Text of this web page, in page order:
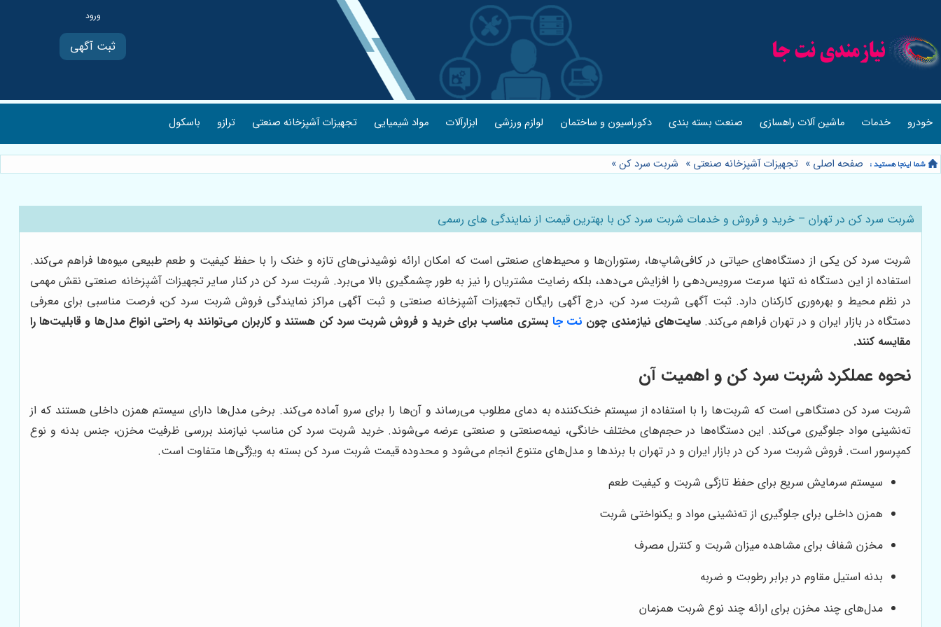
ثبت آگهی
خودرو خدمات ماشین آلات راهسازی صنعت بسته بندی دکوراسیون و ساختمان لوازم ورزشی ابزارآلات مواد شیمیایی تجهیزات آشپزخانه صنعتی ترازو باسکول
صفحه اصلی » تجهیزات آشپزخانه صنعتی » شربت سرد کن»
شربت سرد کن در تهران – خرید و فروش و خدمات شربت سرد کن با بهترین قیمت از نمایندگی های رسمی
شربت سرد کن یکی از دستگاه‌های حیاتی در کافی‌شاپ‌ها، رستوران‌ها و محیط‌های صنعتی است که امکان ارائه نوشیدنی‌های تازه و خنک را با حفظ کیفیت و طعم طبیعی میوه‌ها فراهم می‌کند.
استفاده از این دستگاه نه تنها سرعت سرویس‌دهی را افزایش می‌دهد، بلکه رضایت مشتریان را نیز به طور چشمگیری بالا می‌برد. شربت سرد کن در کنار سایر تجهیزات آشپزخانه صنعتی نقش مهمی
در نظم محیط و بهره‌وری کارکنان دارد. ثبت آگهی شربت سرد کن، درج آگهی رایگان تجهیزات آشپزخانه صنعتی و ثبت آگهی مراکز نمایندگی فروش شربت سرد کن، فرصت مناسبی برای معرفی
دستگاه در بازار ایران و در تهران فراهم می‌کند.سایت‌های نیازمندی چون نت جا بستری مناسب برای خرید و فروش شربت سرد کن هستند و کاربران می‌توانند به راحتی انواع مدل‌ها و قابلیت‌ها را
مقایسه کنند.
نحوه عملکرد شربت سرد کن و اهمیت آن
شربت سرد کن دستگاهی است که شربت‌ها را با استفاده از سیستم خنک‌کننده به دمای مطلوب می‌رساند و آن‌ها را برای سرو آماده می‌کند. برخی مدل‌ها دارای سیستم همزن داخلی هستند که از
ته‌نشینی مواد جلوگیری می‌کند. این دستگاه‌ها در حجم‌های مختلف خانگی، نیمه‌صنعتی و صنعتی عرضه می‌شوند. خرید شربت سرد کن مناسب نیازمند بررسی ظرفیت مخزن، جنس بدنه و نوع
کمپرسور است. فروش شربت سرد کن در بازار ایران و در تهران با برندها و مدل‌های متنوع انجام می‌شود و محدوده قیمت شربت سرد کن بسته به ویژگی‌ها متفاوت است.
سیستم سرمایش سریع برای حفظ تازگی شربت و کیفیت طعم
همزن داخلی برای جلوگیری از ته‌نشینی مواد و یکنواختی شربت
مخزن شفاف برای مشاهده میزان شربت و کنترل مصرف
بدنه استیل مقاوم در برابر رطوبت و ضربه
مدل‌های چند مخزن برای ارائه چند نوع شربت همزمان